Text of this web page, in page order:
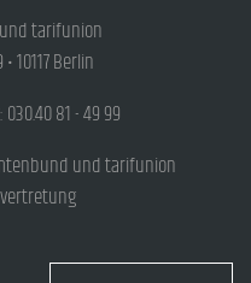
tarifunion
10117 Berlin
030.40 81 - 49 99
und tarifunion